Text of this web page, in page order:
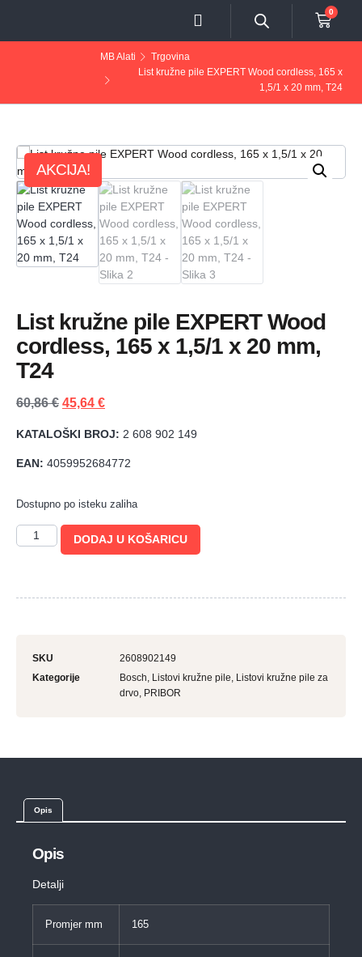
0
MB Alati
Trgovina
List kružne pile EXPERT Wood cordless, 165 x
1,5/1 x 20 mm, T24
AKCIJA!
List kružne pile EXPERT Wood
cordless, 165 x 1,5/1 x 20 mm,
T24
60,86€ 45,64 €
KATALOŠKI BROJ: 2 608 902 149
EAN: 4059952684772
Dostupno po isteku zaliha
DODAJ U KOŠARICU
SKU
2608902149
Kategorije
Bosch Listovi kružne pile Listovi kružne pile za
drvo PRIBOR
Opis
Opis
Detalji
Promjer mm 165